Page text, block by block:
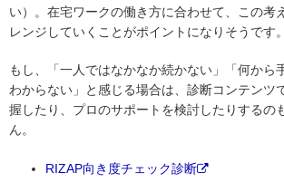
い）。在宅ワークの働き方に合わせて、この考
レンジしていくことがポイントになりそうです。
もし、「一人ではなかなか続かない」「何から
わからない」と感じる場合は、診断コンテンツ
握したり、プロのサポートを検討したりするの
ん。
RIZAP向き度チェック診断